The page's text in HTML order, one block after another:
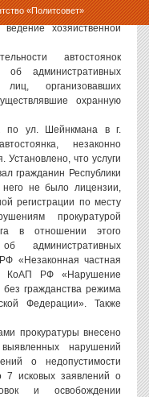
«Политсовет»
документов на
хозяйственной
автостоянок
административных
организовавших
охранную
ул. Шейнкмана в г.
незаконно
что услуги
гражданин Республики
него не было лицензии,
регистрации по месту
прокуратурой
в отношении этого
административных
«Незаконная частная
КоАП РФ «Нарушение
гражданства режима
Федерации». Также
прокуратуры внесено
нарушений
о недопустимости
7 исковых заявлений о
и освобождении